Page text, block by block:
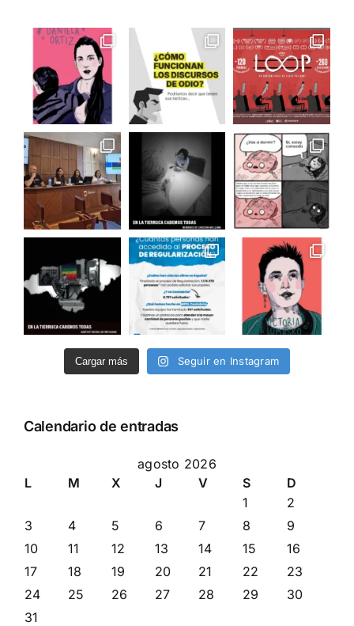
Cargar más Seguir en Instagram
Calendario de entradas
agosto 2026
L
M X J V S
D
1
2
3
4 5 6 7 8
9
10
11 12 13 14 15
16
17
18 19 20 21 22
23
24
25 26 27 28 29
30
31